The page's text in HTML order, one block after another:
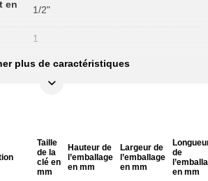
en
1/2"
1
26.0
Isolation en immersion selon DIN EN
Acier Chrome Vanadium extra-fin
Brunie
plus de caractéristiques
Taille
de la
clé en
mm
Hauteur de
l’emballage
en mm
Largeur de
l’emballage
en mm
de
en mm